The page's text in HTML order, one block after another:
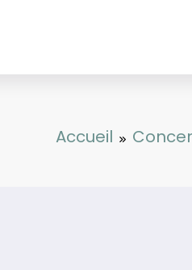
Accueil